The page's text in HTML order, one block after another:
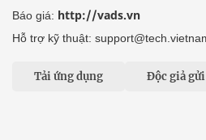
Báo giá: http://vads.vn
Hỗ trợ kỹ thuật:
Tải ứng dụng Độc giả